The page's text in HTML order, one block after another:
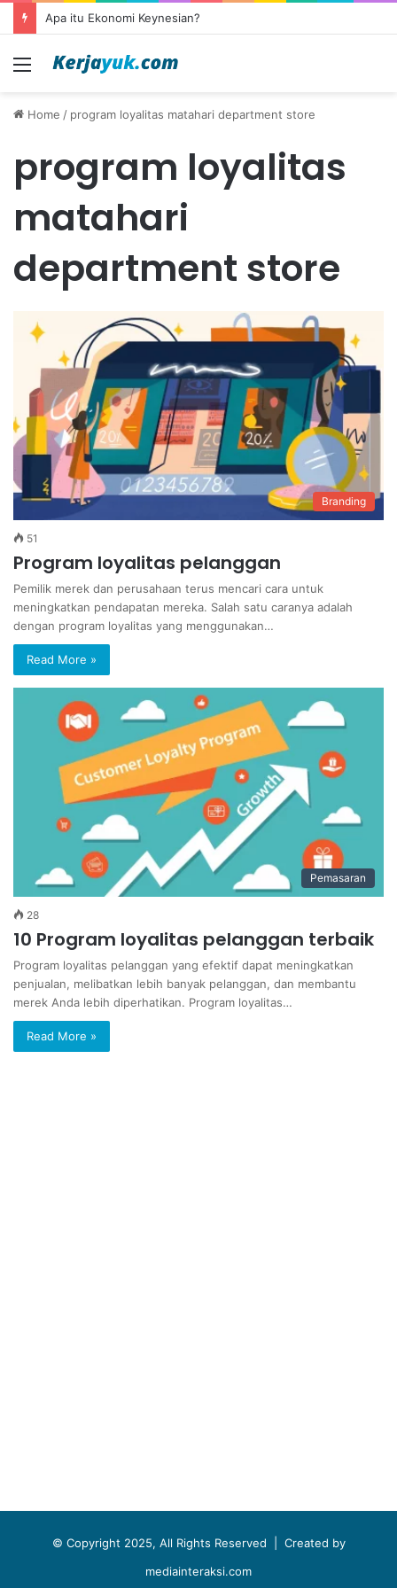
Apa itu Ekonomi Keynesian?
Menu
Home / program loyalitas matahari department store
program loyalitas
matahari
department store
Branding
51
Program loyalitas pelanggan
Pemilik merek dan perusahaan terus mencari cara untuk
meningkatkan pendapatan mereka. Salah satu caranya adalah
dengan program loyalitas yang menggunakan…
Read More »
Pemasaran
28
10 Program loyalitas pelanggan terbaik
Program loyalitas pelanggan yang efektif dapat meningkatkan
penjualan, melibatkan lebih banyak pelanggan, dan membantu
merek Anda lebih diperhatikan. Program loyalitas…
Read More »
© Copyright 2025, All Rights Reserved | Created by
mediainteraksi.com